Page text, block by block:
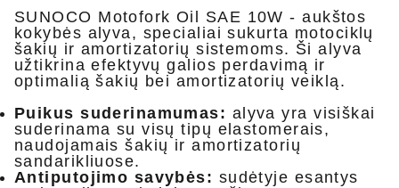
SUNOCO Motofork Oil SAE 10W - aukštos
kokybės alyva, specialiai sukurta motociklų
šakių ir amortizatorių sistemoms. Ši alyva
užtikrina efektyvų galios perdavimą ir
optimalią šakių bei amortizatorių veiklą.
Puikus suderinamumas: alyva yra visiškai
suderinama su visų tipų elastomerais,
naudojamais šakių ir amortizatorių
sandarikliuose.
Antiputojimo savybės: sudėtyje esantys